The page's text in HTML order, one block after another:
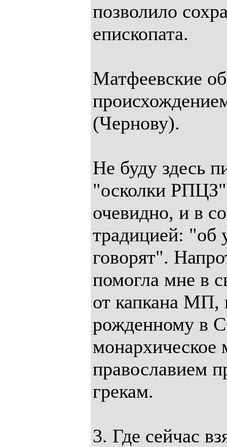
позволило
епископата.
Матфеевские
(Чернову).
Не буду здесь
"осколки
очевидно, и в
традицией: "об
говорят".
помогла мне в
от капкана МП,
рожденному в
монархическое
православием
грекам.
3. Где сейчас